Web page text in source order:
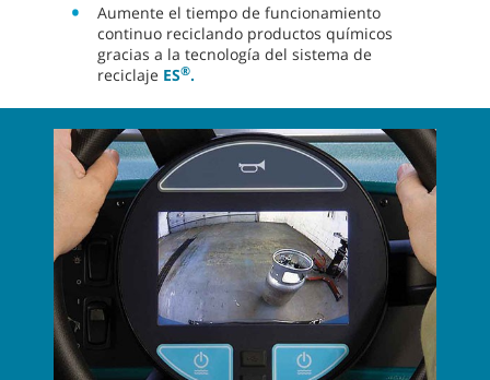
Aumente el tiempo de funcionamiento
continuo reciclando productos químicos
gracias a la tecnología del sistema de
reciclaje ES®.